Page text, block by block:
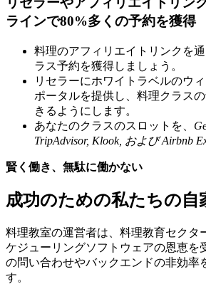
ラインで80%多くの予約を獲得
料理のアフィリエイトリンクを
ラス予約を獲得しましょう。
リセラーにホワイトラベルのウ
ポータルを提供し、料理クラス
きるようにします。
あなたのクラスのスロットを、
TripAdvisor, Klook, および Airbnb
賢く働き、無駄に働かない
成功のための私たちの自
料理教室の運営者は、料理教育セクタ
ケジューリングソフトウェアの恩恵を
の問い合わせやバックエンドの非効率
す。